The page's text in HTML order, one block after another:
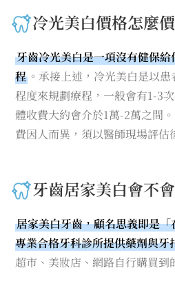
冷光美白價格怎麼
牙齒冷光美白是一項沒有健保
程 。承接上述，冷光美白是以
程度來規劃療程，一般會有1-3
體收費大約會介於1萬-2萬之間
費因人而異，須以醫師現場評估
牙齒居家美白會不
居家美白牙齒，顧名思義即是
專業合格牙科診所提供藥劑與牙
超市、美妝店、網路自行購買到